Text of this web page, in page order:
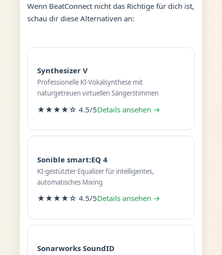
Wenn BeatConnect nicht das Richtige für dich ist,
schau dir diese Alternativen an:
Synthesizer V
Professionelle KI-Vokalsynthese mit
naturgetreuen virtuellen Sängerstimmen
★★★★☆ 4.5/5Details ansehen →
Sonible smart:EQ 4
KI-gestützter Equalizer für intelligentes,
automatisches Mixing
★★★★☆ 4.5/5Details ansehen →
Sonarworks SoundID